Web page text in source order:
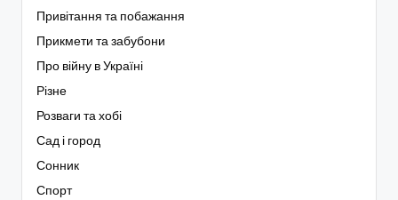
Привітання та побажання
Прикмети та забубони
Про війну в Україні
Різне
Розваги та хобі
Сад і город
Сонник
Спорт